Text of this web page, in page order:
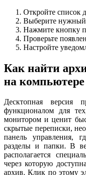
Откройте список
Выберите нужный
Нажмите кнопку
Проверьте
Настройте
Как найти
на компьютере
Десктопная версия
функционалом для
монитором и ценит
скрытые переписки,
панель управления,
разделы и папки. В
располагается
через которую
архив. Клик по этому